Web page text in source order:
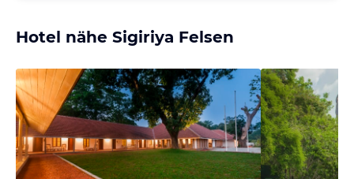
Hotel nähe Sigiriya Felsen